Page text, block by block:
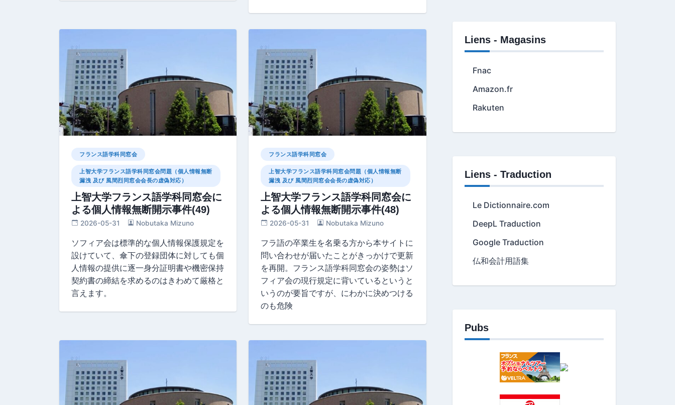
フランス語学科同窓会
上智大学フランス語学科同窓会問題（個人情報無断
漏洩 及び 風間烈同窓会会長の虚偽対応）
上智大学フランス語学科同窓会に
よる個人情報無断開示事件(49)
2026-05-31 Nobutaka Mizuno
ソフィア会は標準的な個人情報保護規定を
設けていて、傘下の登録団体に対しても個
人情報の提供に逐一身分証明書や機密保持
契約書の締結を求めるのはきわめて厳格と
言えます。
フランス語学科同窓会
上智大学フランス語学科同窓会問題（個人情報無断
漏洩 及び 風間烈同窓会会長の虚偽対応）
上智大学フランス語学科同窓会に
よる個人情報無断開示事件(48)
2026-05-31 Nobutaka Mizuno
フラ語の卒業生を名乗る方から本サイトに
問い合わせが届いたことがきっかけで更新
を再開。フランス語学科同窓会の姿勢はソ
フィア会の現行規定に背いているというと
いうのが要旨ですが、にわかに決めつける
のも危険
Liens - Magasins
Fnac
Amazon.fr
Rakuten
Liens - Traduction
Le Dictionnaire.com
DeepL Traduction
Google Traduction
仏和会計用語集
Pubs